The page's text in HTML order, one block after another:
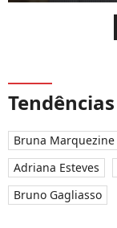
Tendências
Bruna Marquezine
Adriana Esteves
Bruno Gagliasso